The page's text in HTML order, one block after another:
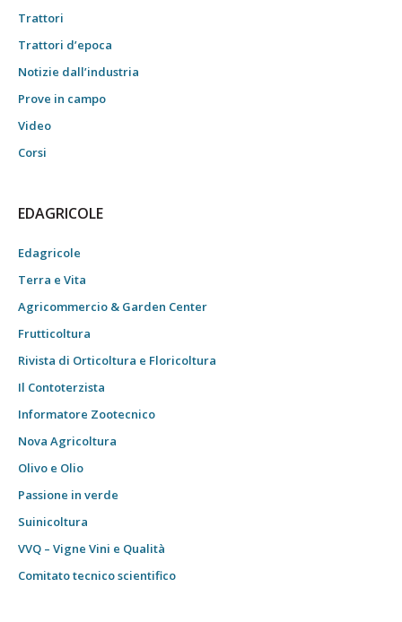
Trattori
Trattori d’epoca
Notizie dall’industria
Prove in campo
Video
Corsi
EDAGRICOLE
Edagricole
Terra e Vita
Agricommercio & Garden Center
Frutticoltura
Rivista di Orticoltura e Floricoltura
Il Contoterzista
Informatore Zootecnico
Nova Agricoltura
Olivo e Olio
Passione in verde
Suinicoltura
VVQ – Vigne Vini e Qualità
Comitato tecnico scientifico